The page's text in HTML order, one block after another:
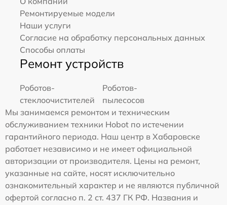
Ремонтируемые модели
Наши услуги
Согласие на обработку персональных данных
Способы оплаты
Ремонт устройств
Роботов-
стеклоочистителей
Роботов-
пылесосов
Мы занимаемся ремонтом и техническим
обслуживанием техники Hobot по истечении
гарантийного периода. Наш центр в Хабаровске
работает независимо и не имеет официальной
авторизации от производителя. Цены на ремонт,
указанные на сайте, носят исключительно
ознакомительный характер и не являются публичной
офертой согласно п. 2 ст. 437 ГК РФ. Названия и